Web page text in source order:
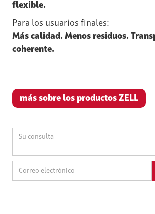
flexible.
Para los usuarios finales:
Más calidad. Menos residuos.
coherente.
más sobre los productos ZELL